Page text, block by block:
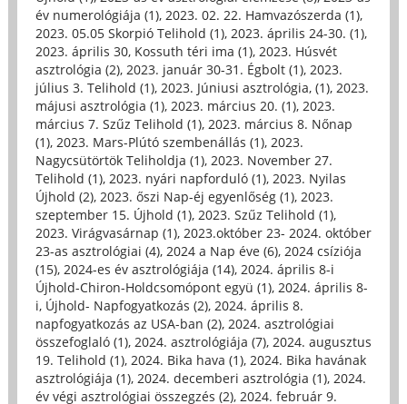
év numerológiája (1), 2023. 02. 22. Hamvazószerda (1),
2023. 05.05 Skorpió Telihold (1), 2023. április 24-30. (1),
2023. április 30, Kossuth téri ima (1), 2023. Húsvét
asztrológia (2), 2023. január 30-31. Égbolt (1), 2023.
július 3. Telihold (1), 2023. Júniusi asztrológia, (1), 2023.
májusi asztrológia (1), 2023. március 20. (1), 2023.
március 7. Szűz Telihold (1), 2023. március 8. Nőnap
(1), 2023. Mars-Plútó szembenállás (1), 2023.
Nagycsütörtök Teliholdja (1), 2023. November 27.
Telihold (1), 2023. nyári napforduló (1), 2023. Nyilas
Újhold (2), 2023. őszi Nap-éj egyenlőség (1), 2023.
szeptember 15. Újhold (1), 2023. Szűz Telihold (1),
2023. Virágvasárnap (1), 2023.október 23- 2024. október
23-as asztrológiai (4), 2024 a Nap éve (6), 2024 csíziója
(15), 2024-es év asztrológiája (14), 2024. április 8-i
Újhold-Chiron-Holdcsomópont együ (1), 2024. április 8-
i, Újhold- Napfogyatkozás (2), 2024. április 8.
napfogyatkozás az USA-ban (2), 2024. asztrológiai
összefoglaló (1), 2024. asztrológiája (7), 2024. augusztus
19. Telihold (1), 2024. Bika hava (1), 2024. Bika havának
asztrológiája (1), 2024. decemberi asztrológia (1), 2024.
év végi asztrológiai összegzés (2), 2024. február 9.